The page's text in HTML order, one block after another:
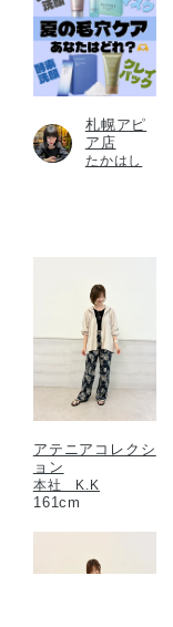
札幌アピ
ア店
たかはし
アテニアコレクシ
ョン
本社 K.K
161cm